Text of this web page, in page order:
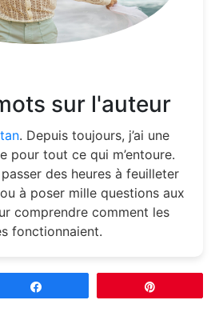
sur l'auteur
. Depuis toujours, j’ai une
pour tout ce qui m’entoure.
des heures à feuilleter
à poser mille questions aux
comprendre comment les
fonctionnaient.